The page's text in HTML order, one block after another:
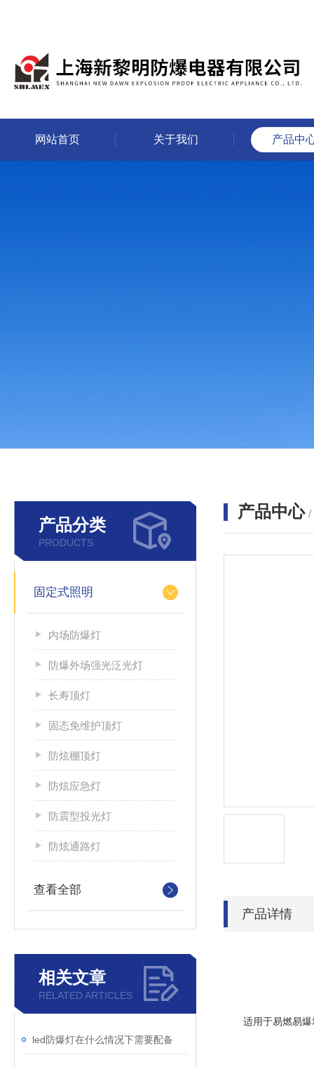
网站首页 关于我们 产品中
产品分类
PRODUCTS
固定式照明
内场防爆灯
防爆外场强光泛光灯
长寿顶灯
固态免维护顶灯
防炫棚顶灯
防炫应急灯
防震型投光灯
防炫通路灯
查看全部
相关文章
RELATED ARTICLES
led防爆灯在什么情况下需要配备
产品中心 /
产品详情
适用于易燃易爆场